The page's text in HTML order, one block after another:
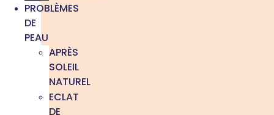
PROBLÈMES
DE
PEAU
APRÈS
SOLEIL
NATUREL
ECLAT
DE